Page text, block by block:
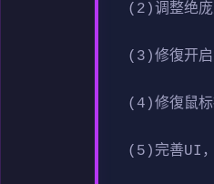
(2)调整绝庞
(3)修復开
(4)修復鼠标
(5)完善UI，